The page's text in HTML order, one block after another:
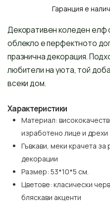
Гаранция е
Декоративен коледен елф
облекло е перфектното
празнична декорация.
любители на уюта, той
всеки дом.
Характеристики
Материал:
изработено лице и дрехи
Гъвкави, меки крачета
декорации
Размер: 53*10*5 см.
Цветове: класически
бляскави акценти